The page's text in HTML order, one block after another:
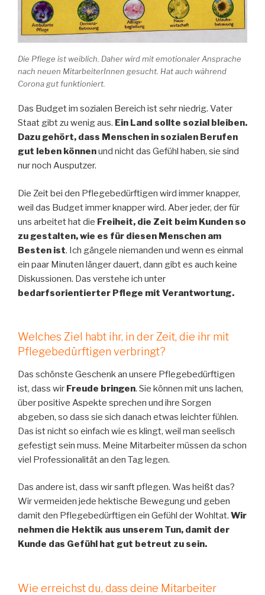
Die Pflege ist weiblich. Daher wird mit emotionaler Ansprache
nach neuen MitarbeiterInnen gesucht. Hat auch während
Corona gut funktioniert.
Das Budget im sozialen Bereich ist sehr niedrig. Vater
Staat gibt zu wenig aus. Ein Land sollte sozial bleiben.
Dazu gehört, dass Menschen in sozialen Berufen
gut leben könnenund nicht das Gefühl haben, sie sind
nur noch Ausputzer.
Die Zeit bei den Pflegebedürftigen wird immer knapper,
weil das Budget immer knapper wird. Aber jeder, der für
uns arbeitet hat die Freiheit, die Zeit beim Kunden so
zu gestalten, wie es für diesen Menschen am
Besten ist. Ich gängele niemanden und wenn es einmal
ein paar Minuten länger dauert, dann gibt es auch keine
Diskussionen. Das verstehe ich unter
bedarfsorientierter Pflege mit Verantwortung.
Welches Ziel habt ihr, in der Zeit, die ihr mit
Pflegebedürftigen verbringt?
Das schönste Geschenk an unsere Pflegebedürftigen
ist, dass wir Freude bringen. Sie können mit uns lachen,
über positive Aspekte sprechen und ihre Sorgen
abgeben, so dass sie sich danach etwas leichter fühlen.
Das ist nicht so einfach wie es klingt, weil man seelisch
gefestigt sein muss. Meine Mitarbeiter müssen da schon
viel Professionalität an den Tag legen.
Das andere ist, dass wir sanft pflegen. Was heißt das?
Wir vermeiden jede hektische Bewegung und geben
damit den Pflegebedürftigen ein Gefühl der Wohltat. Wir
nehmen die Hektik aus unserem Tun, damit der
Kunde das Gefühl hat gut betreut zu sein.
Wie erreichst du, dass deine Mitarbeiter